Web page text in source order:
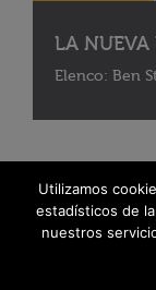
LA NUEVA
Elenco: Ben
Utilizamos
estadísticos de
nuestros